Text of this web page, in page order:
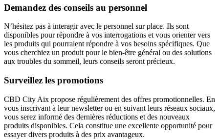
Demandez des conseils au personnel
N’hésitez pas à interagir avec le personnel sur place. Ils sont
disponibles pour répondre à vos interrogations et vous orienter vers
les produits qui pourraient répondre à vos besoins spécifiques. Que
vous cherchiez un produit pour le bien-être général ou des solutions
aux troubles du sommeil, leurs conseils seront précieux.
Surveillez les promotions
CBD City Aix propose régulièrement des offres promotionnelles. En
vous inscrivant à leur newsletter ou en suivant leurs réseaux sociaux,
vous serez informé des dernières réductions et des nouveaux
produits disponibles. Cela constitue une excellente opportunité pour
essayer divers produits à des prix avantageux.